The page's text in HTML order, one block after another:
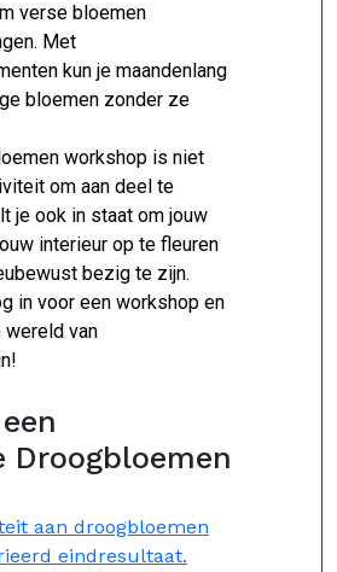
verse bloemen
Met
kun je maandenlang
bloemen zonder ze
workshop is niet
om aan deel te
je ook in staat om jouw
interieur op te fleuren
bezig te zijn.
in voor een workshop en
van
Droogbloemen
aan droogbloemen
eindresultaat.